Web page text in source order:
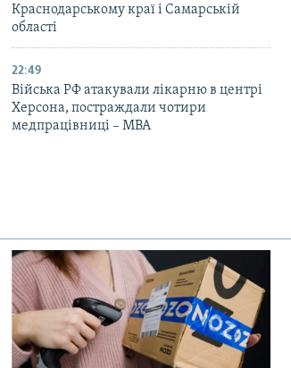
Краснодарському краї і Самарській
області
22:49
Війська РФ атакували лікарню в центрі
Херсона, постраждали чотири
медпрацівниці – МВА